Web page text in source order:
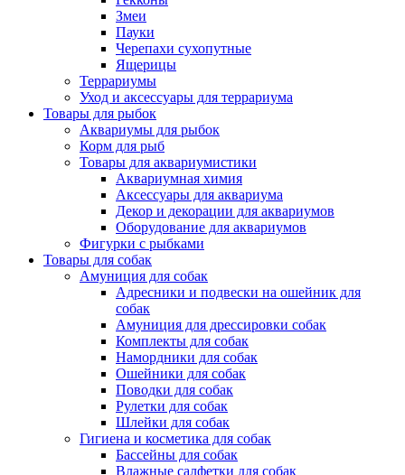
Змеи
Пауки
Черепахи сухопутные
Ящерицы
Террариумы
Уход и аксессуары для террариума
Товары для рыбок
Аквариумы для рыбок
Корм для рыб
Товары для аквариумистики
Аквариумная химия
Аксессуары для аквариума
Декор и декорации для аквариумов
Оборудование для аквариумов
Фигурки с рыбками
Товары для собак
Амуниция для собак
Адресники и подвески на ошейник для
собак
Амуниция для дрессировки собак
Комплекты для собак
Намордники для собак
Ошейники для собак
Поводки для собак
Рулетки для собак
Шлейки для собак
Гигиена и косметика для собак
Бассейны для собак
Влажные салфетки для собак